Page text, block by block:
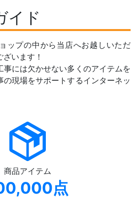
イド
ップの中から当店へお越しいただ
います！
事には欠かせない多くのアイテムを
の現場をサポートするインターネッ
商品アイテム
点